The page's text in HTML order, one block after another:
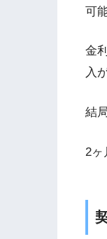
可
金
入
結
2ヶ